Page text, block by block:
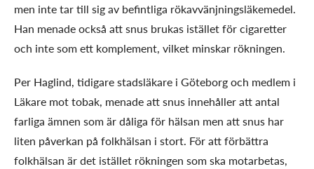
men inte tar till sig av befintliga rökavvänjningsläkemedel.
Han menade också att snus brukas istället för cigaretter
och inte som ett komplement, vilket minskar rökningen.
Per Haglind, tidigare stadsläkare i Göteborg och medlem i
Läkare mot tobak, menade att snus innehåller att antal
farliga ämnen som är dåliga för hälsan men att snus har
liten påverkan på folkhälsan i stort. För att förbättra
folkhälsan är det istället rökningen som ska motarbetas,